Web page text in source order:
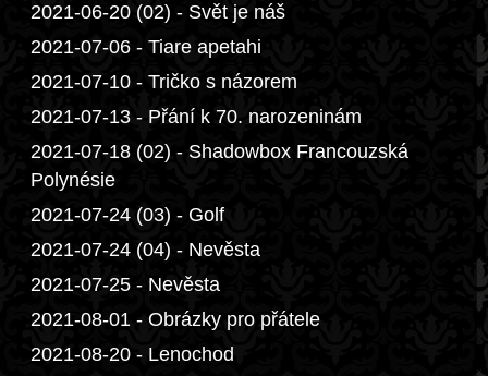
2021-06-20 (02) - Svět je náš
2021-07-06 - Tiare apetahi
2021-07-10 - Tričko s názorem
2021-07-13 - Přání k 70. narozeninám
2021-07-18 (02) - Shadowbox Francouzská
Polynésie
2021-07-24 (03) - Golf
2021-07-24 (04) - Nevěsta
2021-07-25 - Nevěsta
2021-08-01 - Obrázky pro přátele
2021-08-20 - Lenochod